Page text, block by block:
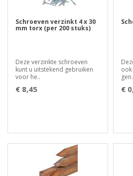
Schroeven verzinkt 4 x 30
mm torx (per 200 stuks)
Deze verzinkte schroeven
kunt u uitstekend gebruiken
voor he..
€ 8,45 €